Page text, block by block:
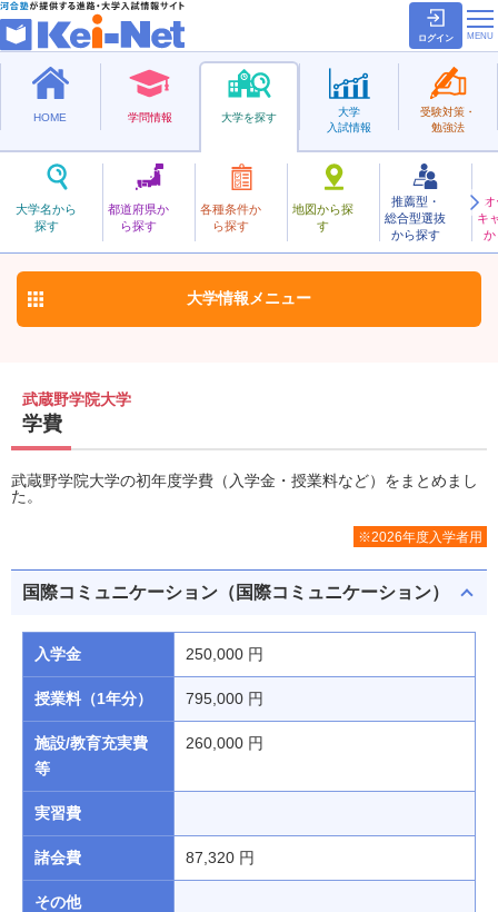
ログイン
HOME 学問情報 大学を探す
大学名から
探す
都道府県か
ら探す
各種条件か
ら探す
地図から探
す
推薦型・
総合型選抜
から探す
キ
か
大学
入試情報
受験対策・
勉強法
私立
むさしのがくいん
武蔵野学院大学 お気に入り
大学情報 メニュー
武蔵野学院大学
学費
武蔵野学院大学の初年度学費（入学金・授業料など）をまとめまし
た。
※2026年度入学者用
国際コミュニケーション（国際コミュニケーション）
入学金 250,000 円
授業料（1年分） 795,000 円
施設/教育充実費
等
260,000 円
実習費
諸会費 87,320 円
その他